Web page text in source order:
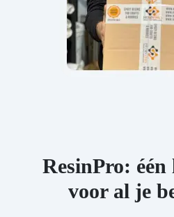
ResinPro:
voor al je